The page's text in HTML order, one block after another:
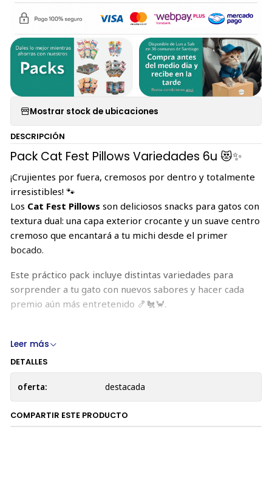
Mostrar stock de ubicaciones
DESCRIPCIÓN
Pack Cat Fest Pillows Variedades 6u 😻✨
¡Crujientes por fuera, cremosos por dentro y totalmente
irresistibles! 🐾
Los Cat Fest Pillows son deliciosos snacks para gatos con
textura dual: una capa exterior crocante y un suave centro
cremoso que encantará a tu michi desde el primer
bocado.
Este práctico pack incluye distintas variedades para
sorprender a tu gato con nuevos sabores y hacer cada
premio aún más entretenido 🍤🐔🦀.
📦 Packs disponibles
Pack
🍤 Camarón
6 unidades
🐟 Salmón
6 unidades
Leer más
DETALLES
oferta: destacada
COMPARTIR ESTE PRODUCTO